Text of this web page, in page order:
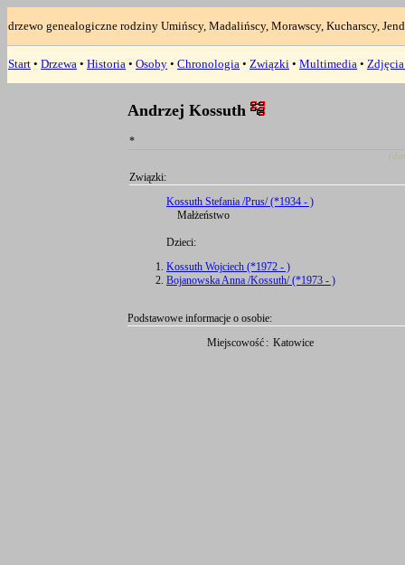
drzewo genealogiczne rodziny Umińscy, Madalińscy, Morawscy, Kucharscy,
Start • Drzewa • Historia • Osoby • Chronologia • Związki • Multimedia •
Andrzej Kossuth
*
Związki:
Kossuth Stefania /Prus/ (*1934 - )
Małżeństwo
Dzieci:
Kossuth Wojciech (*1972 - )
Bojanowska Anna /Kossuth/ (*1973 - )
Podstawowe informacje o osobie:
Miejscowość : Katowice